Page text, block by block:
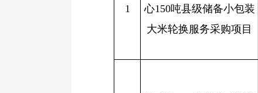
1
心150吨县级储备小包装
大米轮换服务采购项目